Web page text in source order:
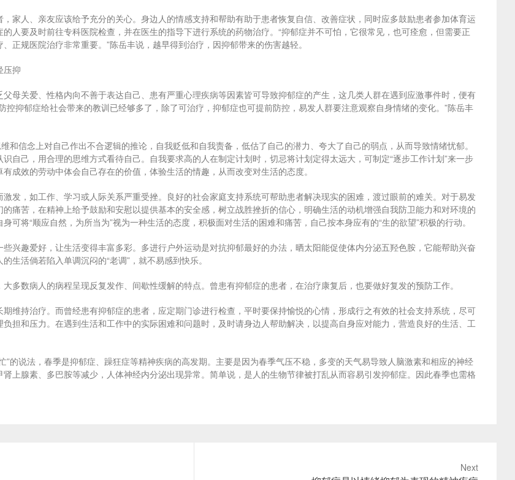
家人、亲友应该给予充分的关心。身边人的情感支持和帮助有助于患者恢复自信、改善症状，同时应多鼓励患者参加体育运
人要及时前往专科医院检查，并在医生的指导下进行系统的药物治疗。“抑郁症并不可怕，它很常见，也可痊愈，但需要正
正规医院治疗非常重要。”陈岳丰说，越早得到治疗，因抑郁带来的伤害越轻。
压抑
母关爱、性格内向不善于表达自己、患有严重心理疾病等因素皆可导致抑郁症的产生，这几类人群在遇到应激事件时，便有
控抑郁症给社会带来的教训已经够多了，除了可治疗，抑郁症也可提前防控，易发人群要注意观察自身情绪的变化。”陈岳丰
和信念上对自己作出不合逻辑的推论，自我贬低和自我责备，低估了自己的潜力、夸大了自己的弱点，从而导致情绪忧郁。
自己，用合理的思维方式看待自己。自我要求高的人在制定计划时，切忌将计划定得太远大，可制定“逐步工作计划”来一步
成效的劳动中体会自己存在的价值，体验生活的情趣，从而改变对生活的态度。
发，如工作、学习或人际关系严重受挫。良好的社会家庭支持系统可帮助患者解决现实的困难，渡过眼前的难关。对于易发
的痛苦，在精神上给予鼓励和安慰以提供基本的安全感，树立战胜挫折的信心，明确生活的动机增强自我防卫能力和对环境的
可将“顺应自然，为所当为”视为一种生活的态度，积极面对生活的困难和痛苦，自己按本身应有的“生的欲望”积极的行动。
兴趣爱好，让生活变得丰富多彩。多进行户外运动是对抗抑郁最好的办法，晒太阳能促使体内分泌五羟色胺，它能帮助兴奋
生活倘若陷入单调沉闷的“老调”，就不易感到快乐。
多数病人的病程呈现反复发作、间歇性缓解的特点。曾患有抑郁症的患者，在治疗康复后，也要做好复发的预防工作。
维持治疗。而曾经患有抑郁症的患者，应定期门诊进行检查，平时要保持愉悦的心情，形成行之有效的社会支持系统，尽可
担和压力。在遇到生活和工作中的实际困难和问题时，及时请身边人帮助解决，以提高自身应对能力，营造良好的生活、工
”的说法，春季是抑郁症、躁狂症等精神疾病的高发期。主要是因为春季气压不稳，多变的天气易导致人脑激素和相应的神经
上腺素、多巴胺等减少，人体神经内分泌出现异常。简单说，是人的生物节律被打乱从而容易引发抑郁症。因此春季也需格
Next